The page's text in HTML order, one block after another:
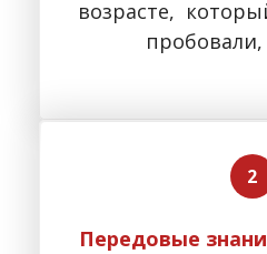
возрасте,
Передовые